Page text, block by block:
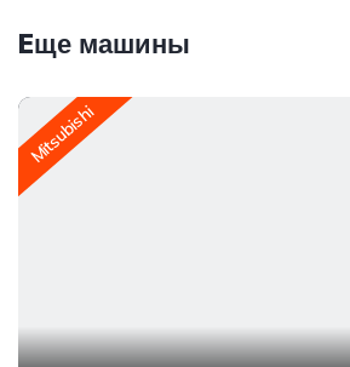
Eще машины
Mitsubishi